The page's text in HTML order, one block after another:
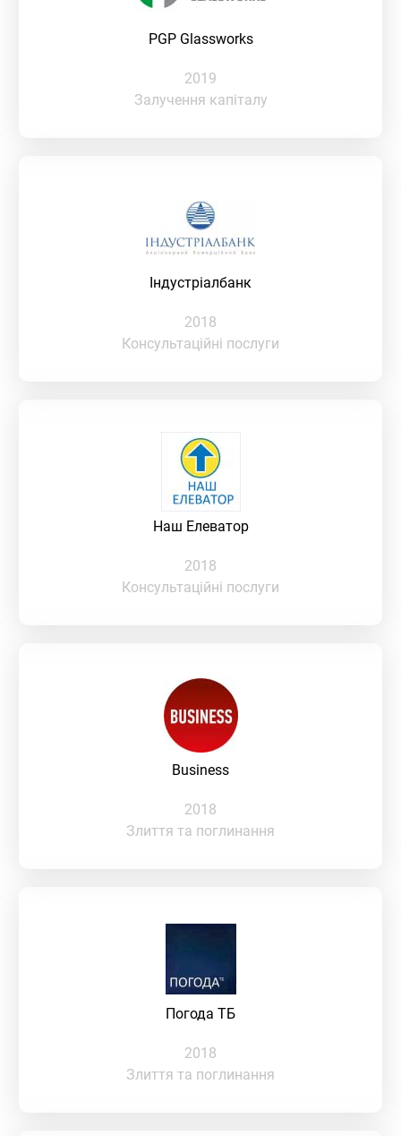
PGP Glassworks
2019
Залучення капіталу
Індустріалбанк
2018
Консультаційні послуги
Наш Елеватор
2018
Консультаційні послуги
Business
2018
Злиття та поглинання
Погода ТБ
2018
Злиття та поглинання